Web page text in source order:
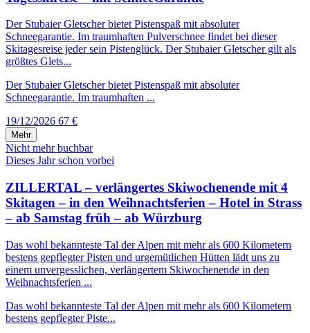
Der Stubaier Gletscher bietet Pistenspaß mit absoluter
Schneegarantie. Im traumhaften Pulverschnee findet bei dieser
Skitagesreise jeder sein Pistenglück. Der Stubaier Gletscher gilt als
größtes Glets...
Der Stubaier Gletscher bietet Pistenspaß mit absoluter
Schneegarantie. Im traumhaften ...
19/12/2026 67 €
Mehr
Nicht mehr buchbar
Dieses Jahr schon vorbei
ZILLERTAL – verlängertes Skiwochenende mit 4
Skitagen – in den Weihnachtsferien – Hotel in Strass
– ab Samstag früh – ab Würzburg
Das wohl bekannteste Tal der Alpen mit mehr als 600 Kilometern
bestens gepflegter Pisten und urgemütlichen Hütten lädt uns zu
einem unvergesslichen, verlängertem Skiwochenende in den
Weihnachtsferien ...
Das wohl bekannteste Tal der Alpen mit mehr als 600 Kilometern
bestens gepflegter Piste...